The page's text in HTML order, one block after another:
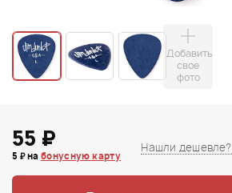
Добавить
свое
фото
55 ₽
5 ₽ на бонусную карту
Нашли дешевле?